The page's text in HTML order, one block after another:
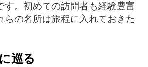
す。初めての訪問者も経験豊富
らの名所は旅程に入れておきた
巡る